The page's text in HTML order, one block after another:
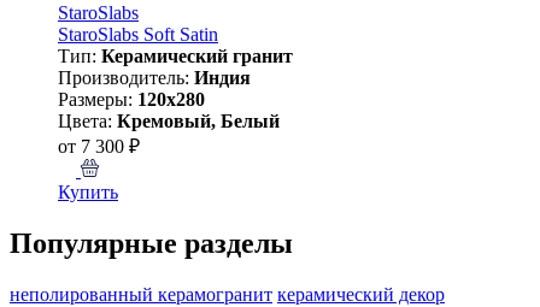
StaroSlabs
StaroSlabs Soft Satin
Тип: Керамический гранит
Производитель: Индия
Размеры: 120x280
Цвета: Кремовый, Белый
от 7 300 ₽
Купить
Популярные разделы
неполированный керамогранит керамический декор